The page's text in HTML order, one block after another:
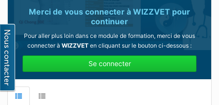
Merci de vous connecter à WIZZVET pour
continuer
Pour aller plus loin dans ce module de formation, merci de vous
connecter à WIZZVET en cliquant sur le bouton ci-dessous :
Se connecter